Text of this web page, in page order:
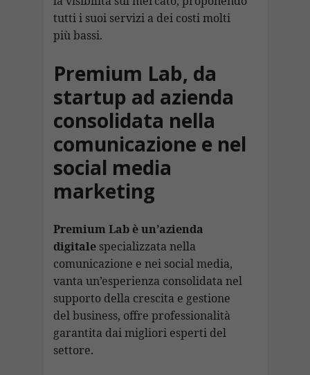
tutti i suoi servizi a dei costi molti
più bassi.
Premium Lab, da
startup ad azienda
consolidata nella
comunicazione e nel
social media
marketing
Premium Lab è un’azienda
digitalespecializzata nella
comunicazione e nei social media,
vanta un’esperienza consolidata nel
supporto della crescita e gestione
del business, offre professionalità
garantita dai migliori esperti del
settore.